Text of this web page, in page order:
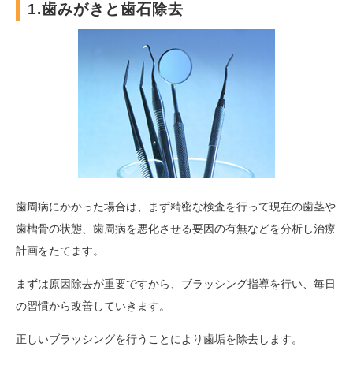
1.歯みがきと歯石除去
歯周病にかかった場合は、まず精密な検査を行って現在の歯茎や
歯槽骨の状態、歯周病を悪化させる要因の有無などを分析し治療
計画をたてます。
まずは原因除去が重要ですから、ブラッシング指導を行い、毎日
の習慣から改善していきます。
正しいブラッシングを行うことにより歯垢を除去します。